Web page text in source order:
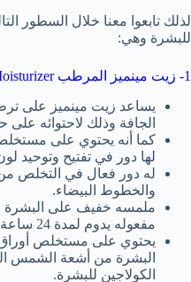
لذلك تابعوا معنا خلال السطور
للبشرة وهي:
1- زيت مينميز المرطب Minimis M03 Moisturizer
يساعد زيت مينميز على
الجافة وذلك لاحتوائه على
كما أنه يحتوي على
لها دور في تفتيح وتوحيد
له دور فعال في التخلص
والخطوط البيضاء.
ملمسه خفيف على البشرة
مفعوله يدوم لمدة 24 ساعة.
يحتوي على مستخلص أوراق
البشرة من أشعة الشمس
الكولاجين للبشرة.